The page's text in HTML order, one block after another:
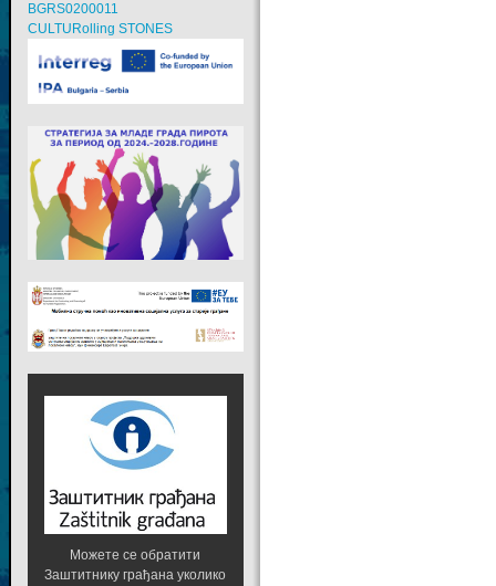
BGRS0200011
CULTURolling STONES
Можете се обратити
Заштитнику грађана уколико